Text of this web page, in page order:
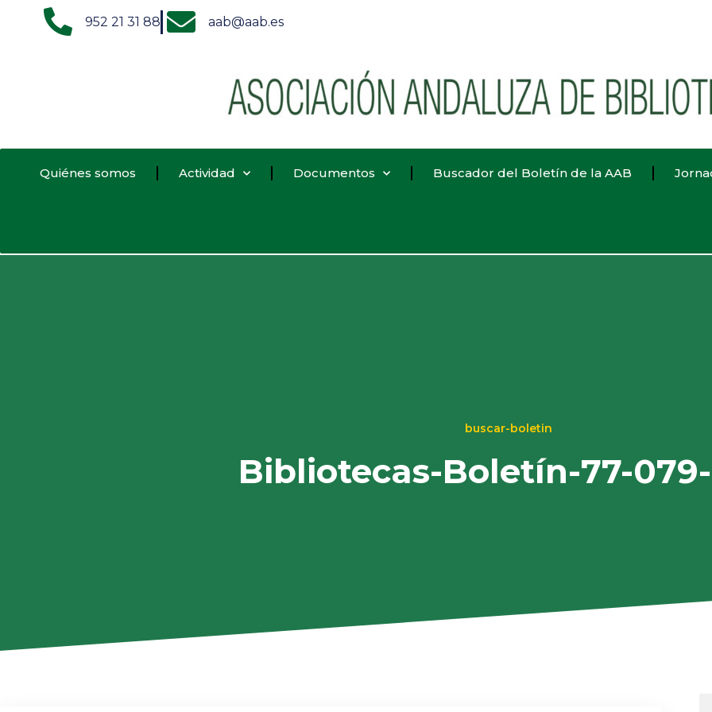
952 21 31 88 aab@aab.es
Quiénes somos Actividad Documentos Buscador del Boletín de la AAB
buscar-boletin
Bibliotecas-Boletín-77-